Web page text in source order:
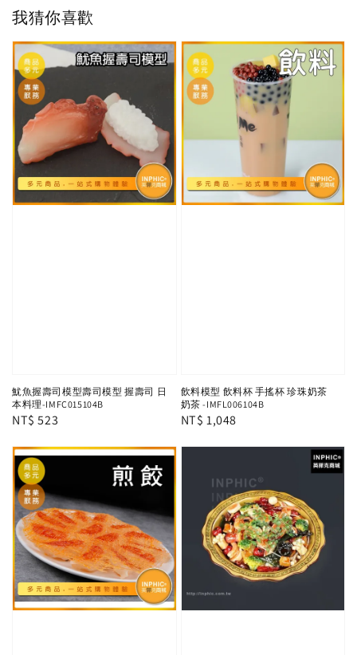
我猜你喜歡
魷魚握壽司模型壽司模型 握壽司 日
本料理-IMFC015104B
Regular
NT$ 523
飲料模型 飲料杯 手搖杯 珍珠奶茶
奶茶 -IMFL006104B
Regular
NT$ 1,048